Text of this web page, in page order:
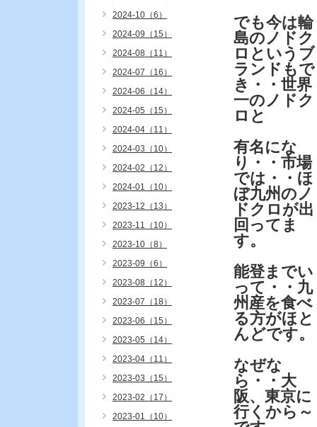
でも今は輪
島のノドク
ロというブ
ランドもで
き・・世界
一のノドク
ロと
有名にな
り・・市場
では・・ほ
ぼ九州のノ
ドクロが出
回ってま
す。
能登までい
って・・九
州産を食べ
る方がほと
んどです。
なぜな
ら・・大
阪、東京に
行くから～
2024-10（6）
2024-09（15）
2024-08（11）
2024-07（16）
2024-06（14）
2024-05（15）
2024-04（11）
2024-03（10）
2024-02（12）
2024-01（10）
2023-12（13）
2023-11（10）
2023-10（8）
2023-09（6）
2023-08（12）
2023-07（18）
2023-06（15）
2023-05（14）
2023-04（11）
2023-03（15）
2023-02（17）
2023-01（10）